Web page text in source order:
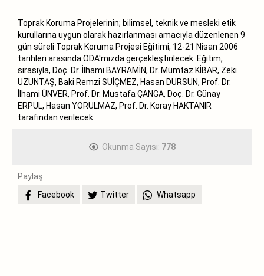
Toprak Koruma Projelerinin; bilimsel, teknik ve mesleki etik
kurullarına uygun olarak hazırlanması amacıyla düzenlenen 9
gün süreli Toprak Koruma Projesi Eğitimi, 12-21 Nisan 2006
tarihleri arasında ODA'mızda gerçekleştirilecek. Eğitim,
sırasıyla, Doç. Dr. İlhami BAYRAMİN, Dr. Mümtaz KİBAR, Zeki
UZUNTAŞ, Baki Remzi SUİÇMEZ, Hasan DURSUN, Prof. Dr.
İlhami ÜNVER, Prof. Dr. Mustafa ÇANGA, Doç. Dr. Günay
ERPUL, Hasan YORULMAZ, Prof. Dr. Koray HAKTANIR
tarafından verilecek.
Okunma Sayısı: 778
Paylaş:
Facebook
Twitter Whatsapp